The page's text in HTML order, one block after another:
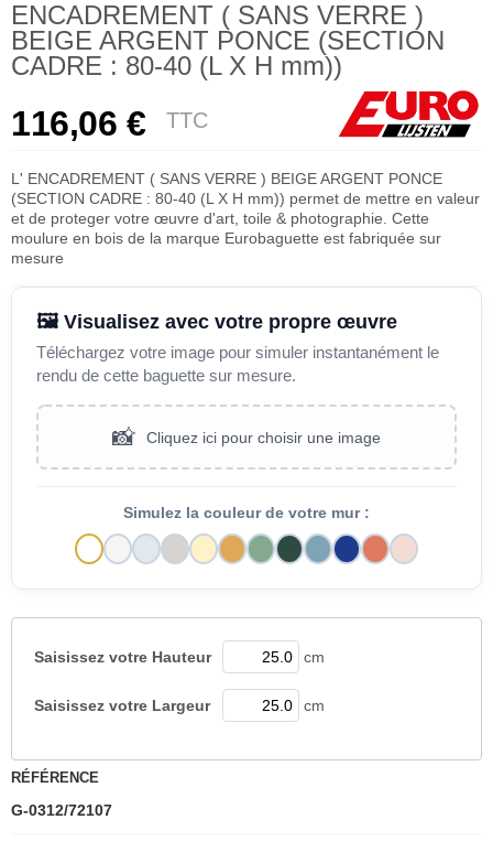
ENCADREMENT ( SANS VERRE )
BEIGE ARGENT PONCE (SECTION
CADRE : 80-40 (L X H mm))
116,06 € TTC
L' ENCADREMENT ( SANS VERRE ) BEIGE ARGENT PONCE
(SECTION CADRE : 80-40 (L X H mm)) permet de mettre en valeur
et de proteger votre œuvre d'art, toile & photographie. Cette
moulure en bois de la marque Eurobaguette est fabriquée sur
mesure
🖼️ Visualisez avec votre propre œuvre
Téléchargez votre image pour simuler instantanément le
rendu de cette baguette sur mesure.
📸 Cliquez ici pour choisir une image
Simulez la couleur de votre mur :
Saisissez votre Hauteur cm
Saisissez votre Largeur cm
RÉFÉRENCE
G-0312/72107